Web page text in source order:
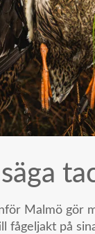
Malmö gör
fågeljakt på